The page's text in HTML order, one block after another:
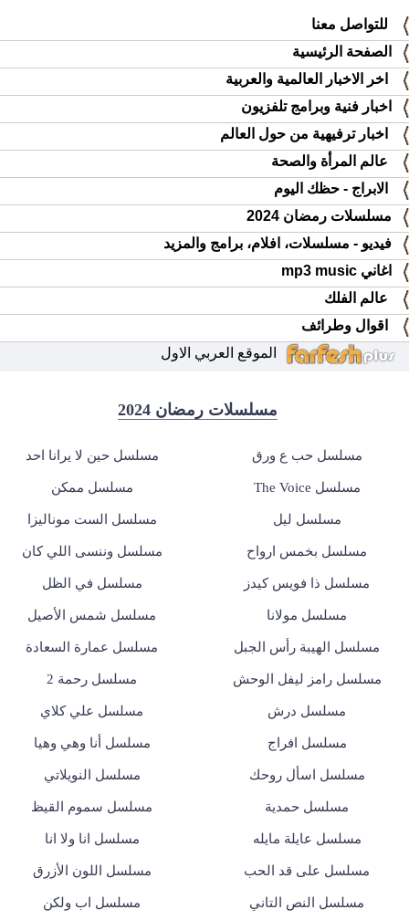
للتواصل معنا
الصفحة الرئيسية
اخر الاخبار العالمية والعربية
اخبار فنية وبرامج تلفزيون
اخبار ترفيهية من حول العالم
عالم المرأة والصحة
الابراج - حظك اليوم
مسلسلات رمضان 2024
فيديو - مسلسلات، افلام، برامج والمزيد
اغاني mp3 music
عالم الفلك
اقوال وطرائف
الموقع العربي الاول
مسلسلات رمضان 2024
مسلسل حب ع ورق مسلسل حين لا يرانا احد
مسلسل The Voice مسلسل ممكن
مسلسل ليل مسلسل الست موناليزا
مسلسل بخمس ارواح مسلسل وننسى اللي كان
مسلسل ذا فويس كيدز مسلسل في الظل
مسلسل مولانا مسلسل شمس الأصيل
مسلسل الهيبة رأس الجبل مسلسل عمارة السعادة
مسلسل رامز ليفل الوحش مسلسل رحمة 2
مسلسل درش مسلسل علي كلاي
مسلسل افراج مسلسل أنا وهي وهيا
مسلسل اسأل روحك مسلسل النويلاتي
مسلسل حمدية مسلسل سموم القيظ
مسلسل عايلة مايله مسلسل انا ولا انا
مسلسل على قد الحب مسلسل اللون الأزرق
مسلسل النص التاني مسلسل اب ولكن